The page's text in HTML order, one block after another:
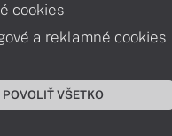
Informácie
Obchodné podmienky
Ochrana osobných údajov
cookies
a reklamné cookies
POVOLIŤ VŠETKO